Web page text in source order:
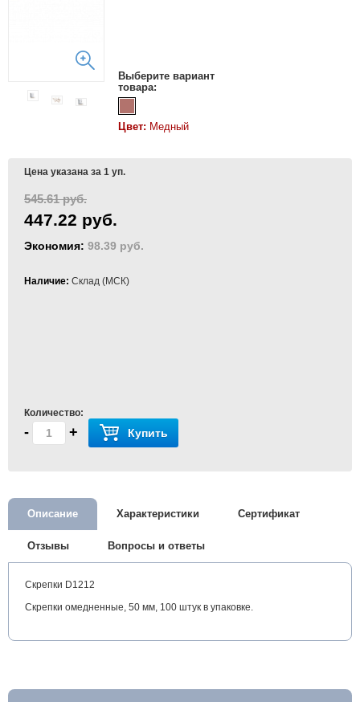
Выберите вариант
товара:
Цвет: Медный
Цена указана за 1 уп.
545.61 руб.
447.22 руб.
Экономия: 98.39 руб.
Наличие: Склад (МСК)
Количество:
- + Купить
Описание Характеристики Сертификат
Отзывы Вопросы и ответы
Скрепки D1212
Скрепки омедненные, 50 мм, 100 штук в упаковке.